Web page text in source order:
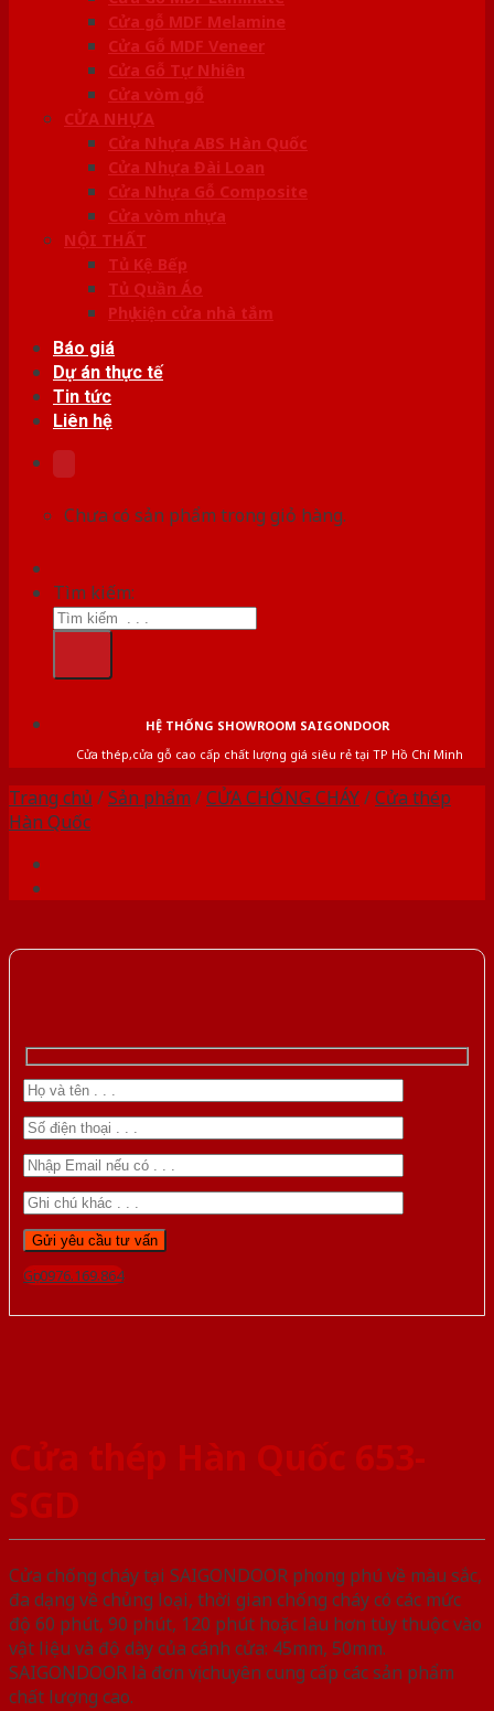
Cửa gỗ MDF Melamine
Cửa Gỗ MDF Veneer
Cửa Gỗ Tự Nhiên
Cửa vòm gỗ
CỬA NHỰA
Cửa Nhựa ABS Hàn Quốc
Cửa Nhựa Đài Loan
Cửa Nhựa Gỗ Composite
Cửa vòm nhựa
NỘI THẤT
Tủ Kệ Bếp
Tủ Quần Áo
Phụ kiện cửa nhà tắm
Báo giá
Dự án thực tế
Tin tức
Liên hệ
Chưa có sản phẩm trong giỏ hàng.
Tìm kiếm:
HỆ THỐNG SHOWROOM SAIGONDOOR
Cửa thép,cửa gỗ cao cấp chất lượng giá siêu rẻ tại TP Hồ Chí Minh
Trang chủ /Sản phẩm /CỬA CHỐNG CHÁY/Cửa thép
Hàn Quốc
Gọi 0976.169.864
Cửa thép Hàn Quốc 653-
SGD
Cửa chống cháy tại SAIGONDOOR phong phú về màu sắc,
đa dạng về chủng loại, thời gian chống cháy có các mức
độ 60 phút, 90 phút, 120 phút hoặc lâu hơn tùy thuộc vào
vật liệu và độ dày của cánh cửa: 45mm, 50mm.
SAIGONDOOR là đơn vị chuyên cung cấp các sản phẩm
chất lượng cao.